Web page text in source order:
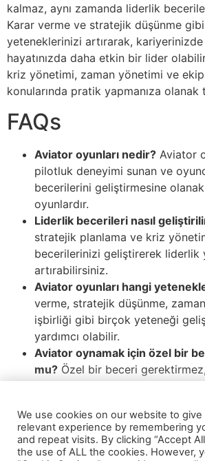
kalmaz, aynı zamanda liderlik
Karar verme ve stratejik düşünme
yeteneklerinizi artırarak,
hayatınızda daha etkin bir lider
kriz yönetimi, zaman yönetimi ve
konularında pratik yapmanıza olanak
FAQs
Aviator oyunları nedir? Aviator
pilotluk deneyimi sunan ve
becerilerini geliştirmesine
oyunlardır.
Liderlik becerileri nasıl
stratejik planlama ve kriz
becerilerinizi geliştirerek liderlik
artırabilirsiniz.
Aviator oyunları hangi
verme, stratejik düşünme,
işbirliği gibi birçok yeteneği
yardımcı olabilir.
Aviator oynamak için özel bir
mu? Özel bir beceri
Aviator oyunları sadece
Hayır, eğlencenin yanı sıra
geliştirmenize olanak tanır.
We use cookies on our website to
relevant experience by remembering
and repeat visits. By clicking “Accept
the use of ALL the cookies. However,